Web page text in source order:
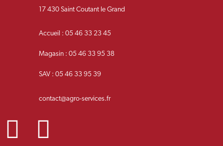
17 430 Saint Coutant le Grand
Accueil : 05 46 33 23 45
Magasin : 05 46 33 95 38
SAV : 05 46 33 95 39
contact@agro-services.fr